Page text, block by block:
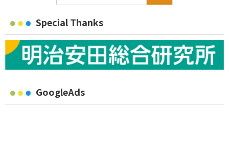
Special Thanks
GoogleAds